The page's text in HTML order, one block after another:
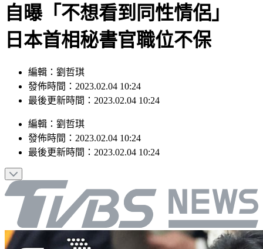
自曝「不想看到同性情侶」
日本首相秘書官職位不保
編輯：劉哲琪
發佈時間：2023.02.04 10:24
最後更新時間：2023.02.04 10:24
編輯 ： 劉哲琪
發佈時間： 2023.02.04 10:24
最後更新時間： 2023.02.04 10:24